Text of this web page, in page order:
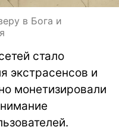
в Бога и
стало
экстрасенсов и
монетизировали